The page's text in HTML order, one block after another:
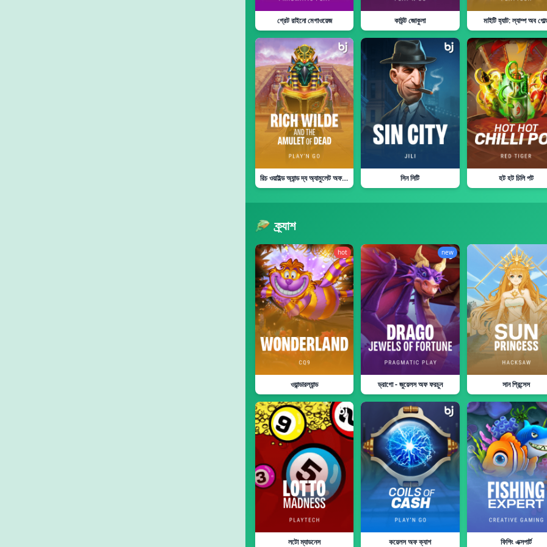
গ্রেট রাইনো মেগাওয়েজ কাউন্ট জোকুলা মাইটি হ্যাট: ল্যাম্প অব
রিচ ওয়াইল্ড অ্যান্ড দ্য অ্যামুলেট অফ ডেড সিন সিটি হট হট চিলি পট
ক্র্যাশ
ওয়ান্ডারল্যান্ড
hot
ড্রাগো - জুয়েলস অফ ফরচুন
new
সান প্রিন্সেস
লটো ম্যাডনেস কয়েলস অফ ক্যাশ ফিশিং এক্সপার্ট